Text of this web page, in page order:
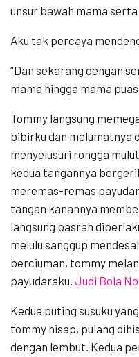
unsur bawah mama
Aku tak percaya
“Dan sekarang dengan
mama hingga mama
Tommy langsung
bibirku dan melumatnya
menyelusuri rongga
kedua tangannya
meremas-remas
tangan kanannya
langsung pasrah
melulu sanggup
berciuman, tommy
payudaraku. Judi Bola
Kedua puting susuku
tommy hisap, pulang
dengan lembut. Kedua